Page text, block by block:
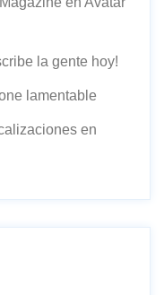
la gente hoy!
lamentable
en